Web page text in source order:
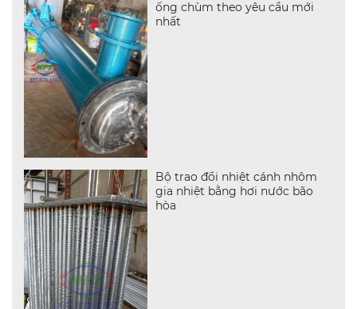
ống chùm theo yêu cầu mới
nhất
Bộ trao đổi nhiệt cánh nhôm
gia nhiệt bằng hơi nước bão
hòa